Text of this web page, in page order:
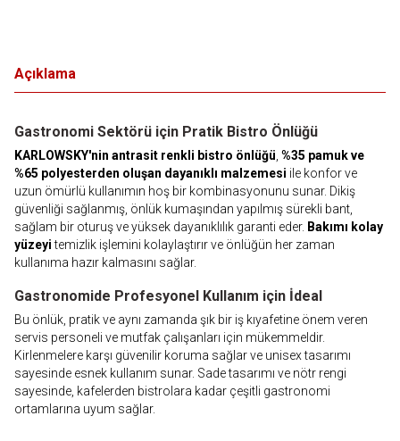
Açıklama
Gastronomi Sektörü için Pratik Bistro Önlüğü
KARLOWSKY'nin antrasit renkli bistro önlüğü %35 pamuk ve
%65 polyesterden oluşan dayanıklı malzemesi ile konfor ve
uzun ömürlü kullanımın hoş bir kombinasyonunu sunar. Dikiş
güvenliği sağlanmış, önlük kumaşından yapılmış sürekli bant,
sağlam bir oturuş ve yüksek dayanıklılık garanti eder. Bakımı kolay
yüzeyitemizlik işlemini kolaylaştırır ve önlüğün her zaman
kullanıma hazır kalmasını sağlar.
Gastronomide Profesyonel Kullanım için İdeal
Bu önlük, pratik ve aynı zamanda şık bir iş kıyafetine önem veren
servis personeli ve mutfak çalışanları için mükemmeldir.
Kirlenmelere karşı güvenilir koruma sağlar ve unisex tasarımı
sayesinde esnek kullanım sunar. Sade tasarımı ve nötr rengi
sayesinde, kafelerden bistrolara kadar çeşitli gastronomi
ortamlarına uyum sağlar.